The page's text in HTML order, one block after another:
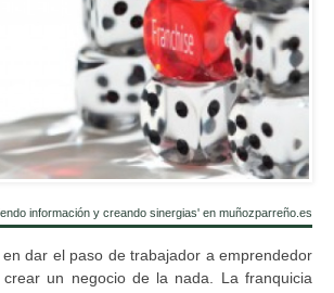
información y creando sinergias' en muñozparreño.es
dar el paso de trabajador a emprendedor
un negocio de la nada. La franquicia